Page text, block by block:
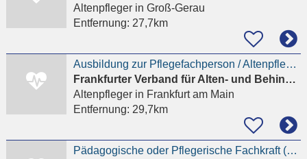
Altenpflegerin Groß-Gerau
Entfernung: 27,7km
Ausbildung zur Pflegefachperson / Altenpfleger (m/w/d)
Frankfurter Verband für Alten- und Behindertenhilfe e.V.
Altenpflegerin Frankfurt am Main
Entfernung: 29,7km
Pädagogische oder Pflegerische Fachkraft (m/w/d) Erzieher, Altenpfleger, Heilerziehungspfleger